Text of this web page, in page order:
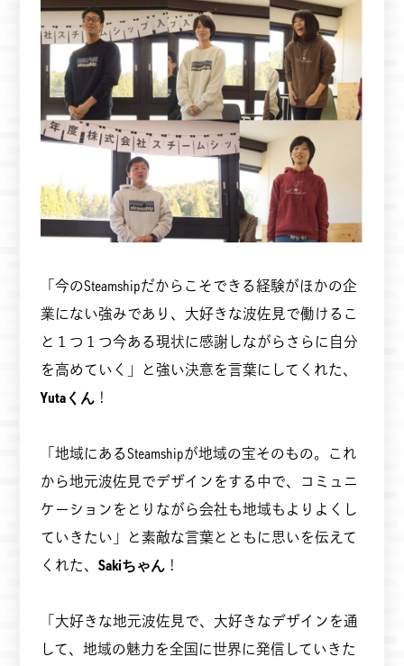
「今のSteamshipだからこそできる経験がほかの企
業にない強みであり、大好きな波佐見で働けるこ
と１つ１つ今ある現状に感謝しながらさらに自分
を高めていく」と強い決意を言葉にしてくれた、
Yutaくん！
「地域にあるSteamshipが地域の宝そのもの。これ
から地元波佐見でデザインをする中で、コミュニ
ケーションをとりながら会社も地域もよりよくし
ていきたい」と素敵な言葉とともに思いを伝えて
くれた、 Sakiちゃん！
「大好きな地元波佐見で、大好きなデザインを通
して、地域の魅力を全国に世界に発信していきた